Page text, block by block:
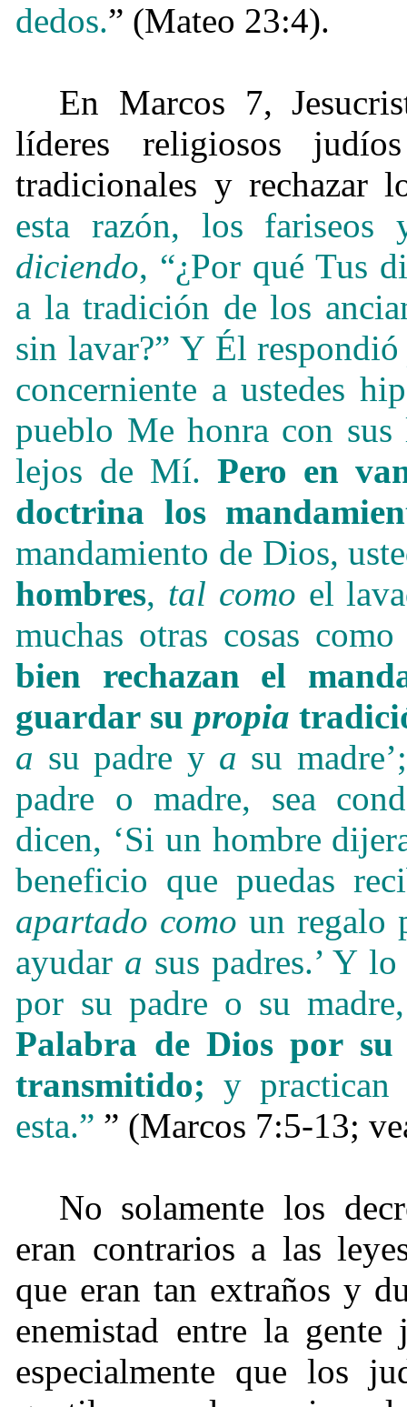
dedos.” (Mateo 23:4).
En Marcos 7,
líderes religiosos
tradicionales y rechazar
esta razón, los fariseos
diciendo, “¿Por qué Tus
a la tradición de los
sin lavar?” Y Él
concerniente a ustedes
pueblo Me honra con sus
lejos de Mí. Pero en
doctrina los
mandamiento de Dios,
hombres, tal como el
muchas otras cosas
bien rechazan el
guardar su propia
a su padre y a su
padre o madre, sea
dicen, ‘Si un hombre
beneficio que puedas
apartado como un regalo
ayudar a sus padres.’ Y
por su padre o su
Palabra de Dios por
transmitido;y
esta.” ” (Marcos 7:5-13;
No solamente los
eran contrarios a las
que eran tan extraños y
enemistad entre la gente
especialmente que los